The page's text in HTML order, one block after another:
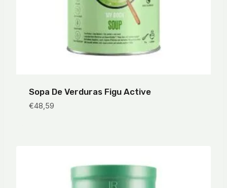
Sopa De Verduras Figu Active
€48,59